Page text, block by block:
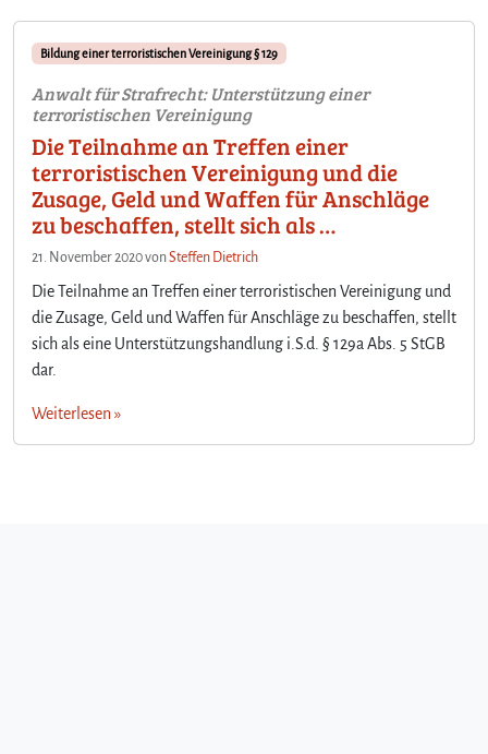
Bildung einer terroristischen Vereinigung § 129
Anwalt für Strafrecht: Unterstützung einer
terroristischen Vereinigung
Die Teilnahme an Treffen einer
terroristischen Vereinigung und die
Zusage, Geld und Waffen für Anschläge
zu beschaffen, stellt sich als …
21. November 2020vonSteffen Dietrich
Die Teilnahme an Treffen einer terroristischen Vereinigung und
die Zusage, Geld und Waffen für Anschläge zu beschaffen, stellt
sich als eine Unterstützungshandlung i.S.d. § 129a Abs. 5 StGB
dar.
Weiterlesen »